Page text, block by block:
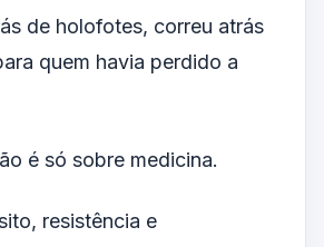
de holofotes, correu atrás
quem havia perdido a
é só sobre medicina.
resistência e